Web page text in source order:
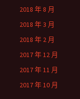
2018 年 8 月
2018 年 3 月
2018 年 2 月
2017 年 12 月
2017 年 11 月
2017 年 10 月